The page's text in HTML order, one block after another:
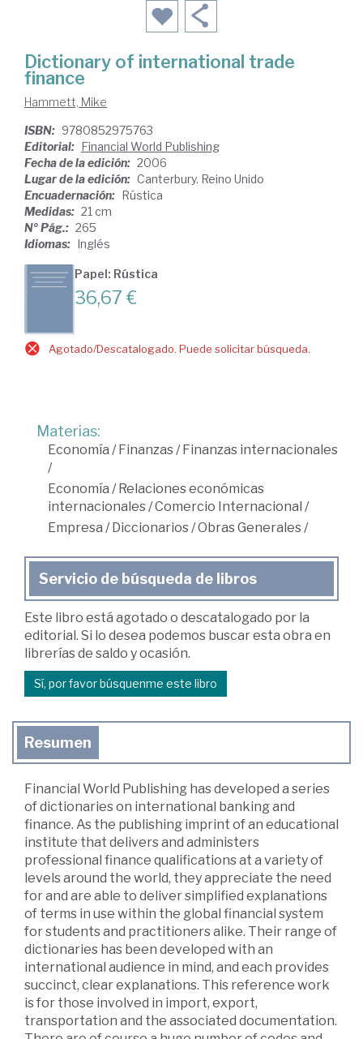
Dictionary of international trade
finance
Hammett, Mike
ISBN: 9780852975763
Editorial: Financial World Publishing
Fecha de la edición: 2006
Lugar de la edición: Canterbury. Reino Unido
Encuadernación: Rústica
Medidas: 21 cm
Nº Pág.: 265
Idiomas: Inglés
Papel: Rústica
36,67 €
Agotado/Descatalogado. Puede solicitar búsqueda.
Materias:
Economía /Finanzas/Finanzas internacionales
/
Economía /Relaciones económicas
internacionales/Comercio Internacional /
Empresa /Diccionarios/Obras Generales/
Servicio de búsqueda de libros
Este libro está agotado o descatalogado por la
editorial. Si lo desea podemos buscar esta obra en
librerías de saldo y ocasión.
Sí, por favor búsquenme este libro
Resumen
Financial World Publishing has developed a series
of dictionaries on international banking and
finance. As the publishing imprint of an educational
institute that delivers and administers
professional finance qualifications at a variety of
levels around the world, they appreciate the need
for and are able to deliver simplified explanations
of terms in use within the global financial system
for students and practitioners alike. Their range of
dictionaries has been developed with an
international audience in mind, and each provides
succinct, clear explanations. This reference work
is for those involved in import, export,
transportation and the associated documentation.